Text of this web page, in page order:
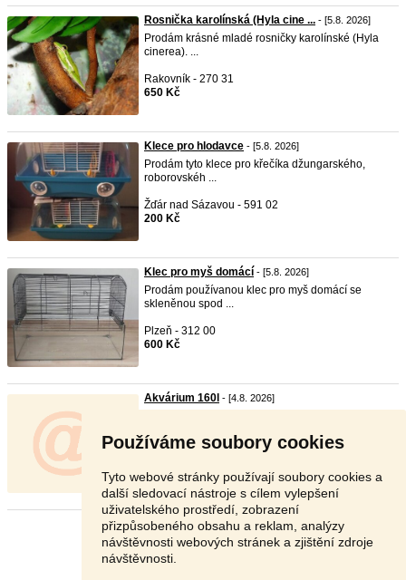
Používáme soubory cookies
Tyto webové stránky používají soubory cookies a
další sledovací nástroje s cílem vylepšení
uživatelského prostředí, zobrazení
přizpůsobeného obsahu a reklam, analýzy
návštěvnosti webových stránek a zjištění zdroje
návštěvnosti.
Rosnička karolínská (Hyla cine ... - [5.8. 2026]
Prodám krásné mladé rosničky karolínské (Hyla
cinerea). ...
Rakovník - 270 31
650 Kč
Klece pro hlodavce - [5.8. 2026]
Prodám tyto klece pro křečíka džungarského,
roborovskéh ...
Žďár nad Sázavou - 591 02
200 Kč
Klec pro myš domácí - [5.8. 2026]
Prodám používanou klec pro myš domácí se
skleněnou spod ...
Plzeň - 312 00
600 Kč
Akvárium 160l - [4.8. 2026]
1 400 Kč
Stránka: 1 2 3 Další